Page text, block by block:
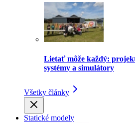
Lietať môže každý:
systémy a simulátory
Všetky články
Statické modely